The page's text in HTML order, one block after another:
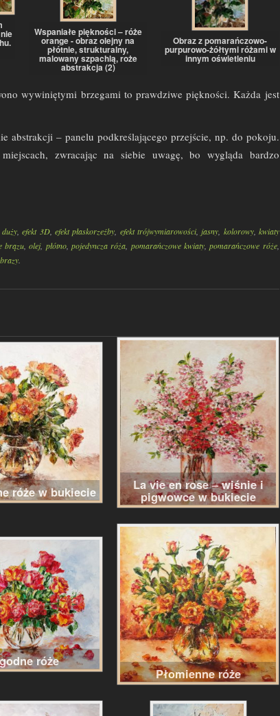
Wspaniałe piękności – róże
orange - obraz olejny na
płótnie, strukturalny,
malowany szpachlą, roże
abstrakcja (2)
Obraz z pomarańczowo-
purpurowo-żółtymi różami w
innym oświetleniu
wywiniętymi brzegami to prawdziwe piękności. Każda jest
abstrakcji – panelu podkreślającego przejście, np. do pokoju.
zwracając na siebie uwagę, bo wygląda bardzo
duży,efekt 3D, efekt płaskorzeźby, efekt trójwymiarowości,jasny, kolorowy, kwiaty
brązu,olej, płótno,pojedyncza róża, pomarańczowe kwiaty,pomarańczowe róże,
.
róże w bukiecie La vie en rose – wiśnie i
pigwowce w bukiecie
róże
Płomienne róże